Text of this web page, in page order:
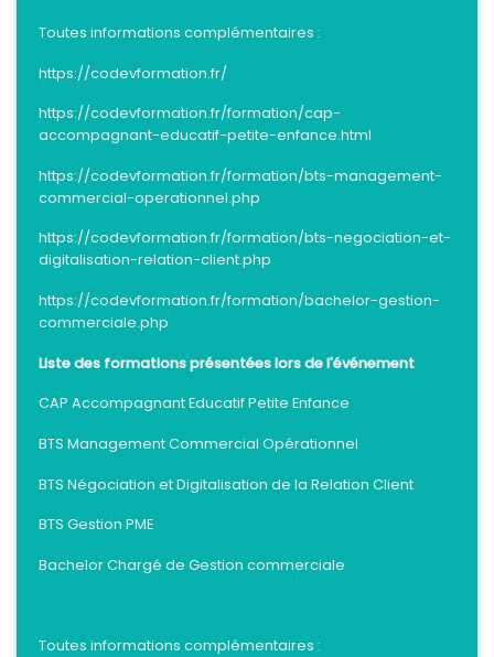
Toutes informations complémentaires :
https://codevformation.fr/
https://codevformation.fr/formation/cap-
accompagnant-educatif-petite-enfance.html
https://codevformation.fr/formation/bts-management-
commercial-operationnel.php
https://codevformation.fr/formation/bts-negociation-et-
digitalisation-relation-client.php
https://codevformation.fr/formation/bachelor-gestion-
commerciale.php
Liste des formations présentées lors de l'événement
CAP Accompagnant Educatif Petite Enfance
BTS Management Commercial Opérationnel
BTS Négociation et Digitalisation de la Relation Client
BTS Gestion PME
Bachelor Chargé de Gestion commerciale
Toutes informations complémentaires :